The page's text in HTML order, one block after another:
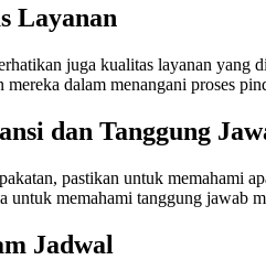
Layanan
juga kualitas layanan yang
dalam menangani proses
dan Tanggung
pastikan untuk memahami
untuk memahami tanggung jawab
Jadwal